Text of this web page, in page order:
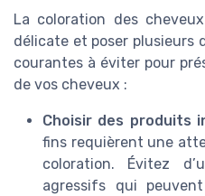
La coloration des
délicate et poser plusieurs
courantes à éviter pour
de vos cheveux :
Choisir des produits
fins requièrent une
coloration. Évitez
agressifs qui